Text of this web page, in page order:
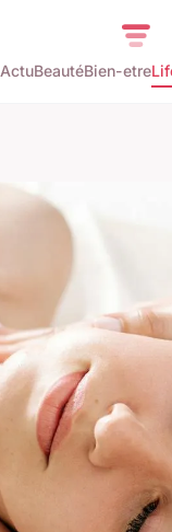
ActuBeautéBien-etre